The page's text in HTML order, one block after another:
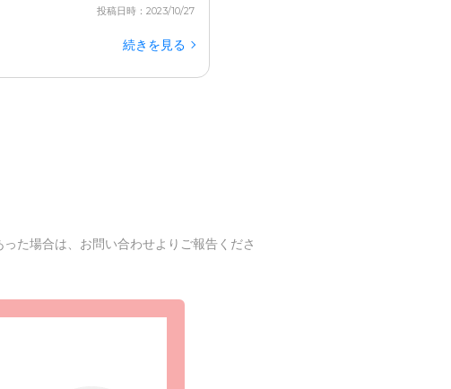
投稿日時：2023/10/27
続きを見る
た場合は、お問い合わせよりご報告くださ